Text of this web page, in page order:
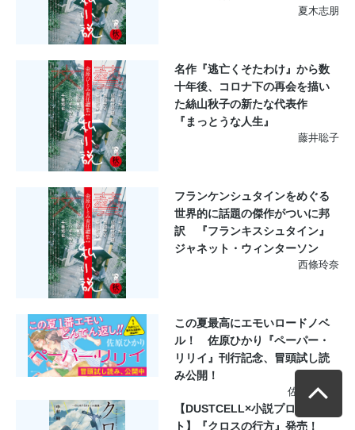
夏木志朋
名作『逃亡くそたわけ』から数
十年後、コロナ下の再会を描い
た絲山秋子の新たな代表作
『まっとうな人生』
藤井聡子
フランケンシュタインをめぐる
世界的に話題の傑作がついに邦
訳 『フランキスシュタイン』
ジャネット・ウィンターソン
西條玲奈
この夏最高にエモいロードノベ
ル！ 佐原ひかり『ペーパー・
リリイ』刊行記念、冒頭試し読
み公開！
佐原ひかり
【DUSTCELL×小説プロジェク
ト】『クロスの行方』発売！